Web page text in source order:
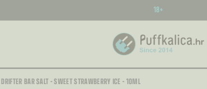
18+
DRIFTER BAR SALT – SWEET STRAWBERRY ICE – 10ML